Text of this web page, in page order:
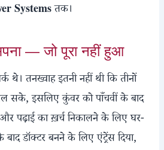
Systemsतक।
— जो पूरा नहीं हुआ
थे। तनख्वाह इतनी नहीं थी कि तीनों
सके, इसलिए कुंवर को पाँचवीं के बाद
पढ़ाई का ख़र्च निकालने के लिए घर-
डॉक्टर बनने के लिए एंट्रेंस दिया,